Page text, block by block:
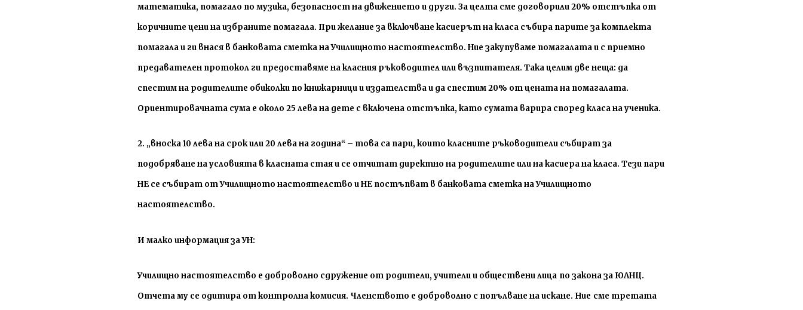
математика, помагало по музика, безопасност на движението и други. За целта сме договорили 20% отстъпка от
коричните цени на избраните помагала. При желание за включване касиерът на класа събира парите за комплекта
помагала и ги внася в банковата сметка на Училищното настоятелство. Ние закупуваме помагалата и с приемно
предавателен протокол ги предоставяме на класния ръководител или възпитателя. Така целим две неща: да
спестим на родителите обиколки по книжарници и издателства и да спестим 20% от цената на помагалата.
Ориентировачната сума е около 25 лева на дете с включена отстъпка, като сумата варира според класа на ученика.
2. „вноска 10 лева на срок или 20 лева на година“ – това са пари, които класните ръководители събират за
подобряване на условията в класната стая и се отчитат директно на родителите или на касиера на класа. Тези пари
НЕ се събират от Училищното настоятелство и НЕ постъпват в банковата сметка на Училищното
настоятелство.
И малко информация за УН:
Училищно настоятелство е доброволно сдружение от родители, учители и обществени лица по закона за ЮЛНЦ.
Отчета му се одитира от контролна комисия. Членството е доброволно с попълване на искане. Ние сме третата